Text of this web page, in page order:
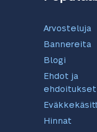
Arvosteluja
Bannereita
Blogi
Ehdot ja
ehdoitukset
Hinnat